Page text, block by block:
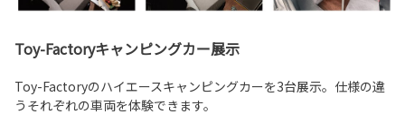
Toy-Factoryキャンピングカー展示
Toy-Factoryのハイエースキャンピングカーを3台展示。仕様の違
うそれぞれの車両を体験できます。